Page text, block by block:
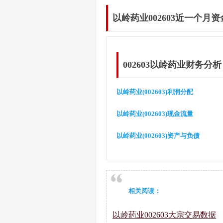
以岭药业002603近一个月
002603以岭药业财务分析
以岭药业(002603)利润分配
以岭药业(002603)现金流量
以岭药业(002603)资产与负债
相关阅读：
以岭药业002603大宗交易数据